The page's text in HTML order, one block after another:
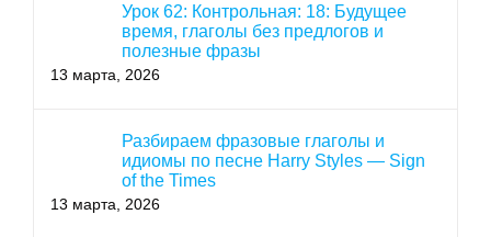
Урок 62: Контрольная: 18: Будущее
время, глаголы без предлогов и
полезные фразы
13 марта, 2026
Разбираем фразовые глаголы и
идиомы по песне Harry Styles — Sign
of the Times
13 марта, 2026